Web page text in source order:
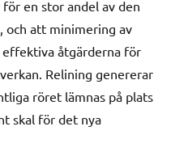
en stor andel av den
och att minimering av
effektiva åtgärderna för
Relining genererar
röret lämnas på plats
skal för det nya